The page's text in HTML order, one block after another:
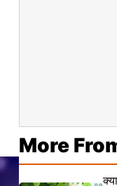
More